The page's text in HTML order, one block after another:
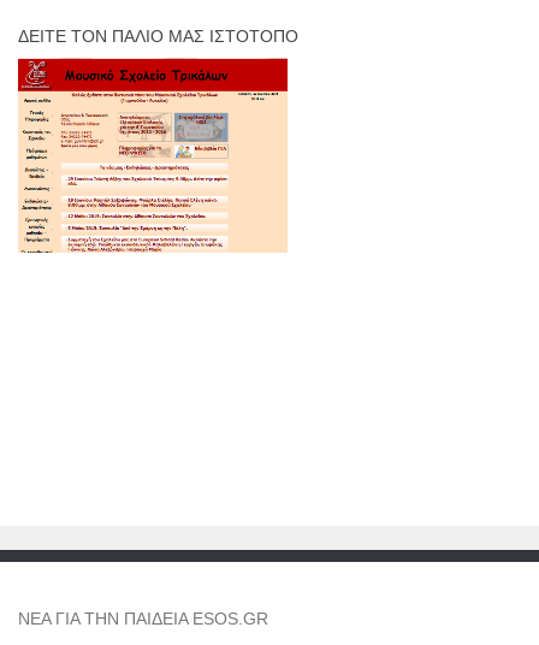
ΔΕΊΤΕ ΤΟΝ ΠΑΛΙΌ ΜΑΣ ΙΣΤΌΤΟΠΟ
NEA ΓΙΑ ΤΗΝ ΠΑΙΔΕΙΑ ESOS.GR